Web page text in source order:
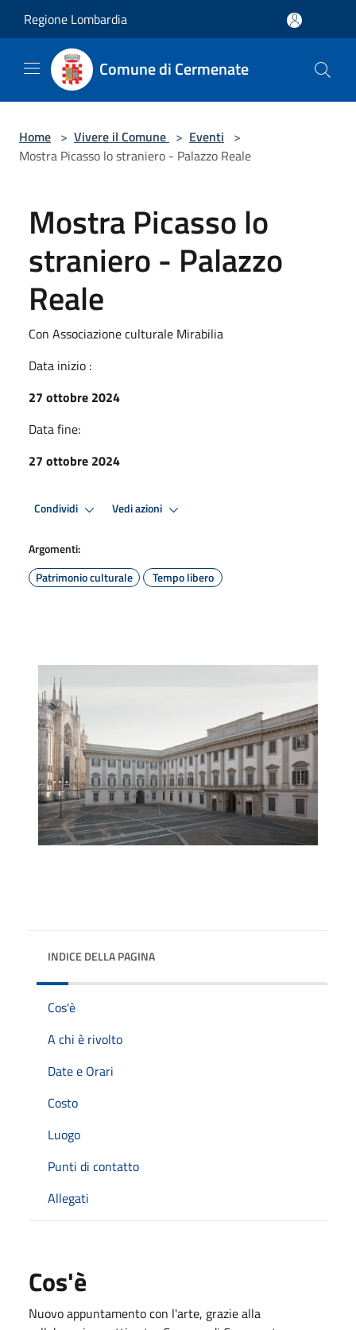
Regione Lombardia
Comune di Cermenate
Home > Vivere il Comune > Eventi >
Mostra Picasso lo straniero - Palazzo Reale
Mostra Picasso lo
straniero - Palazzo
Reale
Con Associazione culturale Mirabilia
Data inizio :
27 ottobre 2024
Data fine:
27 ottobre 2024
Condividi Vedi azioni
Argomenti:
Patrimonio culturale
Tempo libero
INDICE DELLA PAGINA
Cos'è
A chi è rivolto
Date e Orari
Costo
Luogo
Punti di contatto
Allegati
Cos'è
Nuovo appuntamento con l'arte, grazie alla